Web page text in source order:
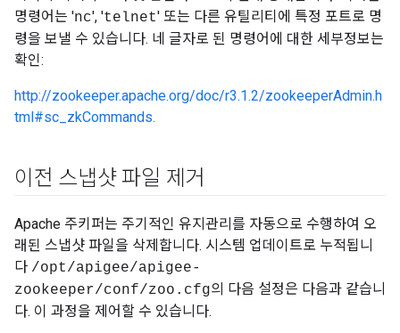
명령어는 'nc', 'telnet' 또는 다른 유틸리티에 특정 포트로 명
령을 보낼 수 있습니다. 네 글자로 된 명령어에 대한 세부정보는
확인:
http://zookeeper.apache.org/doc/r3.1.2/zookeeperAdmin.h
tml#sc_zkCommands.
이전 스냅샷 파일 제거
Apache 주키퍼는 주기적인 유지관리를 자동으로 수행하여 오
래된 스냅샷 파일을 삭제합니다. 시스템 업데이트로 누적됩니
다 /opt/apigee/apigee-
zookeeper/conf/zoo.cfg의 다음 설정은 다음과 같습니
다. 이 과정을 제어할 수 있습니다.